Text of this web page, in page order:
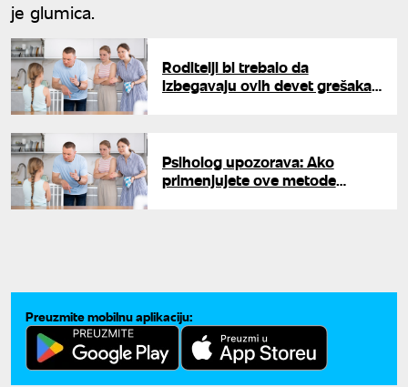
je glumica.
Roditelji bi trebalo da
izbegavaju ovih devet grešaka
Psiholog upozorava: Ako
primenjujete ove metode
Preuzmite mobilnu aplikaciju: